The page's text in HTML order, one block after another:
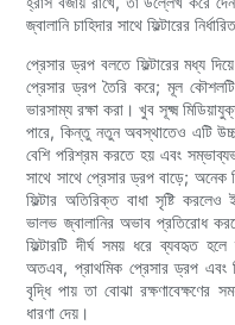
জ্বালানি চাহিদার সাথে ফিল্টারের
প্রেসার ড্রপ বলতে ফিল্টারের মধ্য
প্রেসার ড্রপ তৈরি করে; মূল
ভারসাম্য রক্ষা করা। খুব সূক্ষ্ম
পারে, কিন্তু নতুন অবস্থাতেও এটি
বেশি পরিশ্রম করতে হয় এবং
সাথে সাথে প্রেসার ড্রপ বাড়ে; অনেক
ফিল্টার অতিরিক্ত বাধা সৃষ্টি করলেও
ভালভ জ্বালানির অভাব প্রতিরোধ
ফিল্টারটি দীর্ঘ সময় ধরে ব্যবহৃত
অতএব, প্রাথমিক প্রেসার ড্রপ এবং
বৃদ্ধি পায় তা বোঝা রক্ষণাবেক্ষণের
ধারণা দেয়।